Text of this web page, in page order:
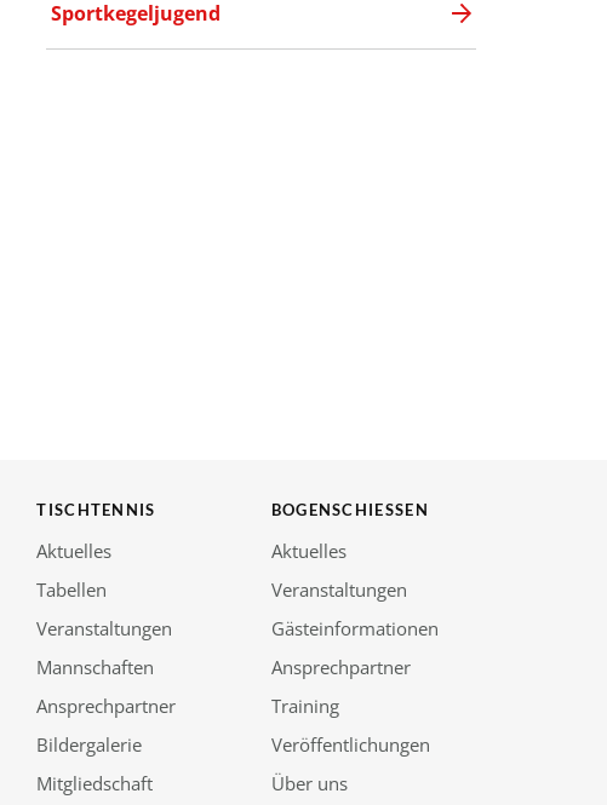
Sportkegeljugend
TISCHTENNIS
Aktuelles
Tabellen
Veranstaltungen
Mannschaften
Ansprechpartner
Bildergalerie
Mitgliedschaft
BOGENSCHIESSEN
Aktuelles
Veranstaltungen
Gästeinformationen
Ansprechpartner
Training
Veröffentlichungen
Über uns